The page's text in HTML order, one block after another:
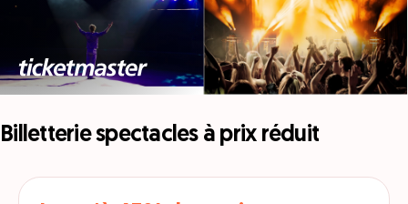
Billetterie spectacles à prix réduit